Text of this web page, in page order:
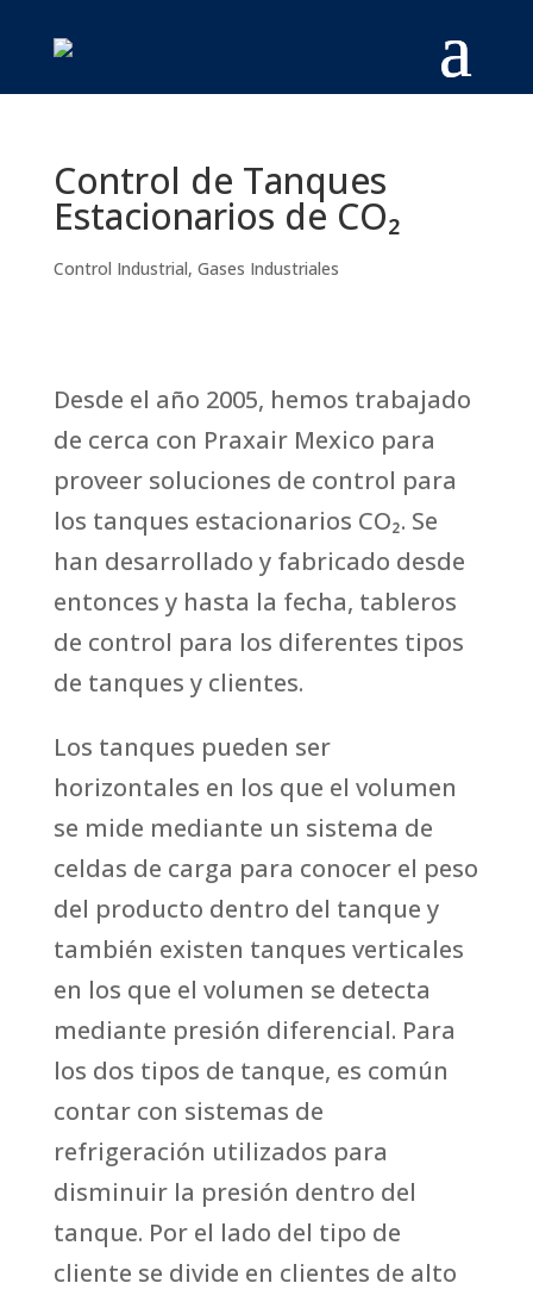
Control de Tanques
Estacionarios de CO₂
Control Industrial, Gases Industriales
Desde el año 2005, hemos trabajado
de cerca con Praxair Mexico para
proveer soluciones de control para
los tanques estacionarios CO₂. Se
han desarrollado y fabricado desde
entonces y hasta la fecha, tableros
de control para los diferentes tipos
de tanques y clientes.
Los tanques pueden ser
horizontales en los que el volumen
se mide mediante un sistema de
celdas de carga para conocer el peso
del producto dentro del tanque y
también existen tanques verticales
en los que el volumen se detecta
mediante presión diferencial. Para
los dos tipos de tanque, es común
contar con sistemas de
refrigeración utilizados para
disminuir la presión dentro del
tanque. Por el lado del tipo de
cliente se divide en clientes de alto